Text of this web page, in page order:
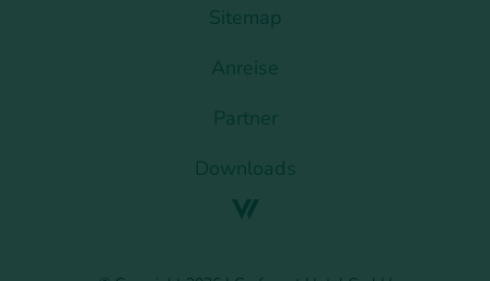
Sitemap
Anreise
Partner
Downloads